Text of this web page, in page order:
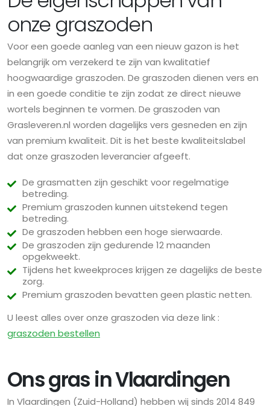
onze graszoden
Voor een goede aanleg van een nieuw gazon is het
belangrijk om verzekerd te zijn van kwalitatief
hoogwaardige graszoden. De graszoden dienen vers en
in een goede conditie te zijn zodat ze direct nieuwe
wortels beginnen te vormen. De graszoden van
Grasleveren.nl worden dagelijks vers gesneden en zijn
van premium kwaliteit. Dit is het beste kwaliteitslabel
dat onze graszoden leverancier afgeeft.
De grasmatten zijn geschikt voor regelmatige
betreding.
Premium graszoden kunnen uitstekend tegen
betreding.
De graszoden hebben een hoge sierwaarde.
De graszoden zijn gedurende 12 maanden
opgekweekt.
Tijdens het kweekproces krijgen ze dagelijks de beste
zorg.
Premium graszoden bevatten geen plastic netten.
U leest alles over onze graszoden via deze link :
graszoden bestellen
Ons gras in Vlaardingen
In Vlaardingen (Zuid-Holland) hebben wij sinds 2014 849